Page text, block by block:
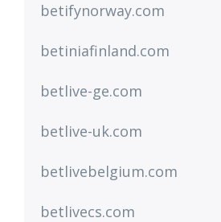
betifynorway.com
betiniafinland.com
betlive-ge.com
betlive-uk.com
betlivebelgium.com
betlivecs.com